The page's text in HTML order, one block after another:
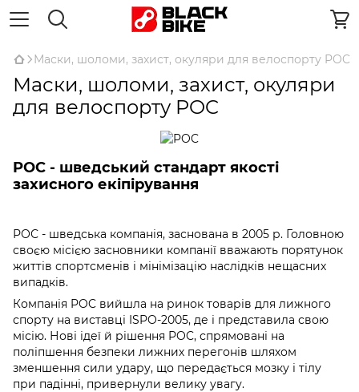
Маски, шоломи, захист, окуляри для велоспорту POC
Маски, шоломи, захист, окуляри
для велоспорту POC
POC - шведський стандарт якості
захисного екіпірування
РОС - шведська компанія, заснована в 2005 р. Головною
своєю місією засновники компанії вважають порятунок
життів спортсменів і мінімізацію наслідків нещасних
випадків.
Компанія POC вийшла на ринок товарів для лижного
спорту на виставці ISPO-2005, де і представила свою
місію. Нові ідеї й рішення POC, спрямовані на
поліпшення безпеки лижних перегонів шляхом
зменшення сили удару, що передається мозку і тілу
при падінні, привернули велику увагу.